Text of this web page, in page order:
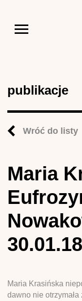
publikacje
Wróć do listy
Maria
Maria Krasińska
dawno nie